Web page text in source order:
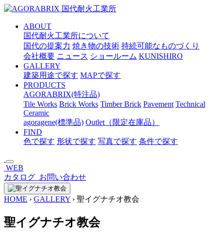
メ
ABOUT
国代耐火工業所について
国代の提案力 焼き物の技術 持続可能なものづくり
会社概要 ニュース ショールーム KUNISHIRO
GALLERY
建築用途で探す MAPで探す
PRODUCTS
AGORABRIX(特注品)
Tile Works Brick Works Timber Brick Pavement Technical
Ceramic
agoragene(標準品) Outlet（限定在庫品）
FIND
色で探す 形状で探す 写真で探す 条件で探す
WEB
カタログ お問い合わせ
HOME › GALLERY › 聖イグナチオ教会
聖イグナチオ教会